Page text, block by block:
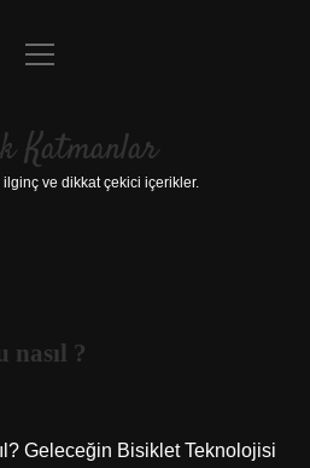
Anasayfa
Yasal Uyarı
menüyü
Katmanlar
ve dikkat çekici içerikler.
?
Geleceğin Bisiklet Teknolojisi